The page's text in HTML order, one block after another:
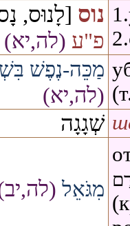
נוס [לָנוּס,
פ"ע (לה,יא)
מַכֵּה-נֶפֶשׁ
(לה,יא)
שְׁגָגָה
מִגֹּאֵל